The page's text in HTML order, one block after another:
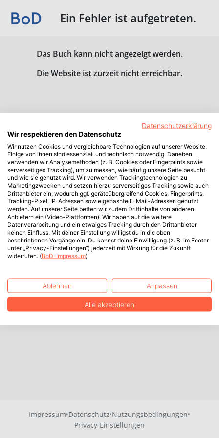
Ein Fehler ist aufgetreten.
Das Buch kann nicht angezeigt werden.
Die Website ist zurzeit nicht erreichbar.
Impressum·Datenschutz·Nutzungsbedingungen·
Privacy-Einstellungen
Datenschutzerklärung
Wir respektieren den Datenschutz
Wir nutzen Cookies und vergleichbare Technologien auf unserer Website.
Einige von ihnen sind essenziell und technisch notwendig. Daneben
verwenden wir Analysemethoden (z. B. Cookies oder Fingerprints sowie
serverseitiges Tracking), um zu messen, wie häufig unsere Seite besucht
und wie sie genutzt wird. Wir verwenden Trackingtechnologien zu
Marketingzwecken und setzen hierzu serverseitiges Tracking sowie auch
Drittanbieter ein, wodurch ggf. geräteübergreifend Cookies, Fingerprints,
Tracking-Pixel, IP-Adressen sowie gehashte E-Mail-Adressen genutzt
werden. Auf unserer Seite betten wir zudem Drittinhalte von anderen
Anbietern ein (Video-Plattformen). Wir haben auf die weitere
Datenverarbeitung und ein etwaiges Tracking durch den Drittanbieter
keinen Einfluss. Mit deiner Einstellung willigst du in die oben
beschriebenen Vorgänge ein. Du kannst deine Einwilligung (z. B. im Footer
unter „Privacy-Einstellungen“) jederzeit mit Wirkung für die Zukunft
widerrufen. (BoD-Impressum)
Ablehnen Anpassen
Alle akzeptieren